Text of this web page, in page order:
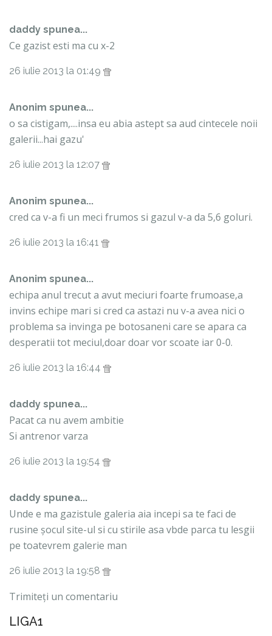
daddy spunea...
Ce gazist esti ma cu x-2
26 iulie 2013 la 01:49
Anonim spunea...
o sa cistigam,....insa eu abia astept sa aud cintecele noii
galerii...hai gazu'
26 iulie 2013 la 12:07
Anonim spunea...
cred ca v-a fi un meci frumos si gazul v-a da 5,6 goluri.
26 iulie 2013 la 16:41
Anonim spunea...
echipa anul trecut a avut meciuri foarte frumoase,a
invins echipe mari si cred ca astazi nu v-a avea nici o
problema sa invinga pe botosaneni care se apara ca
desperatii tot meciul,doar doar vor scoate iar 0-0.
26 iulie 2013 la 16:44
daddy spunea...
Pacat ca nu avem ambitie
Si antrenor varza
26 iulie 2013 la 19:54
daddy spunea...
Unde e ma gazistule galeria aia incepi sa te faci de
rusine șocul site-ul si cu stirile asa vbde parca tu lesgii
pe toatevrem galerie man
26 iulie 2013 la 19:58
Trimiteți un comentariu
LIGA1